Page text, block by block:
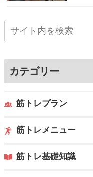
カテゴリー
筋トレプラン
筋トレメニュー
筋トレ基礎知識